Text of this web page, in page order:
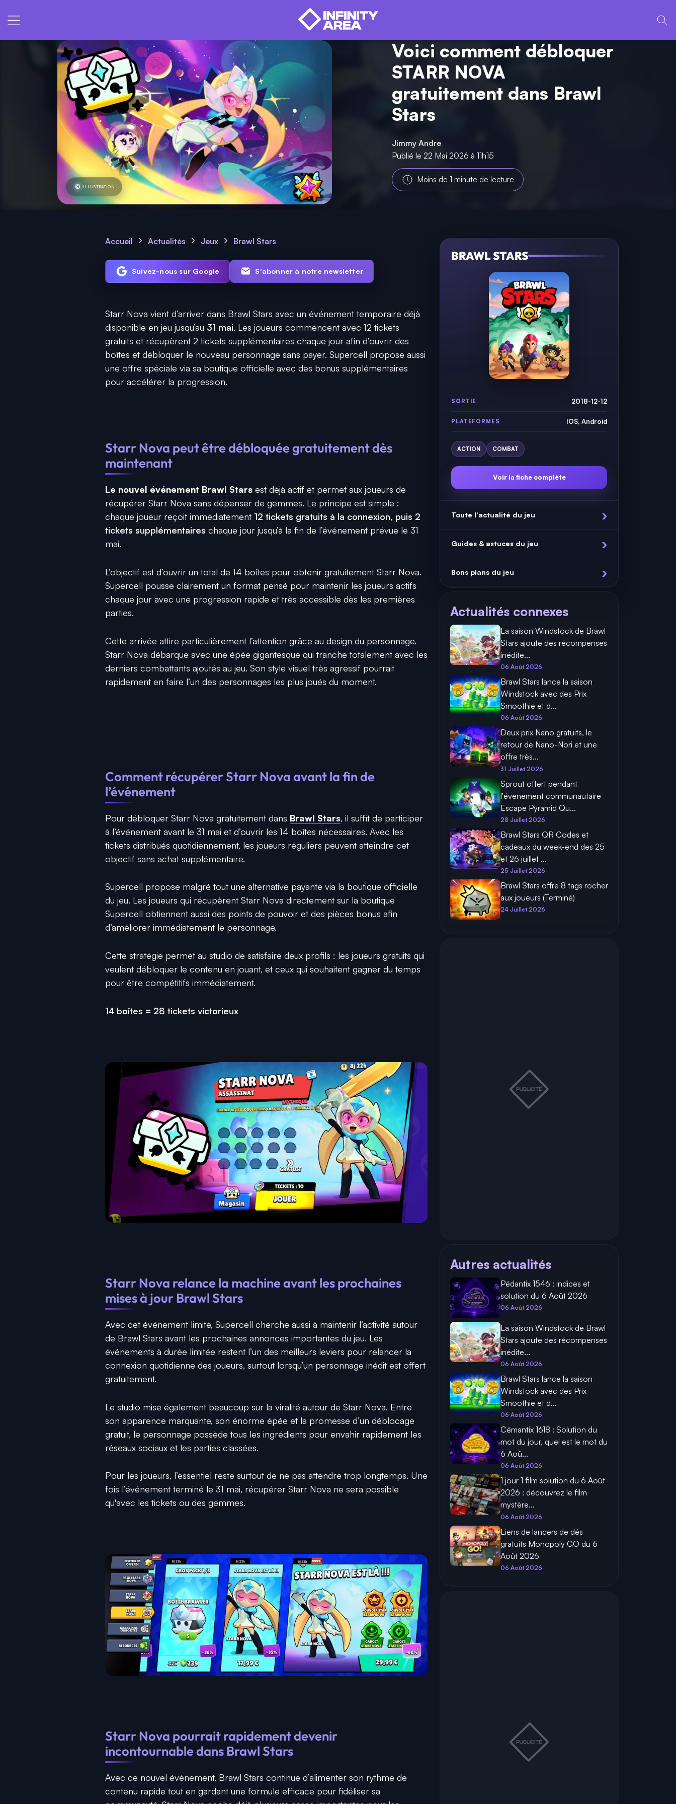
ILLUSTRATION
Voici comment débloquer
STARR NOVA
gratuitement dans Brawl
Stars
Jimmy Andre
Publié le 22 Mai 2026 à 11h15
Moins de 1 minute de lecture
Accueil Actualités Jeux Brawl Stars
Suivez-nous sur Google S'abonner à notre newsletter
Starr Nova vient d’arriver dans Brawl Stars avec un événement temporaire déjà
disponible en jeu jusqu’au 31 mai. Les joueurs commencent avec 12 tickets
gratuits et récupèrent 2 tickets supplémentaires chaque jour afin d’ouvrir des
boîtes et débloquer le nouveau personnage sans payer. Supercell propose aussi
une offre spéciale via sa boutique officielle avec des bonus supplémentaires
pour accélérer la progression.
Starr Nova peut être débloquée gratuitement dès
maintenant
Le nouvel événement Brawl Stars est déjà actif et permet aux joueurs de
récupérer Starr Nova sans dépenser de gemmes. Le principe est simple :
chaque joueur reçoit immédiatement 12 tickets gratuits à la connexion, puis 2
tickets supplémentaires chaque jour jusqu’à la fin de l’événement prévue le 31
mai.
L’objectif est d’ouvrir un total de 14 boîtes pour obtenir gratuitement Starr Nova.
Supercell pousse clairement un format pensé pour maintenir les joueurs actifs
chaque jour avec une progression rapide et très accessible dès les premières
parties.
Cette arrivée attire particulièrement l’attention grâce au design du personnage.
Starr Nova débarque avec une épée gigantesque qui tranche totalement avec les
derniers combattants ajoutés au jeu. Son style visuel très agressif pourrait
rapidement en faire l’un des personnages les plus joués du moment.
Comment récupérer Starr Nova avant la fin de
l’événement
Pour débloquer Starr Nova gratuitement dans Brawl Stars, il suffit de participer
à l’événement avant le 31 mai et d’ouvrir les 14 boîtes nécessaires. Avec les
tickets distribués quotidiennement, les joueurs réguliers peuvent atteindre cet
objectif sans achat supplémentaire.
Supercell propose malgré tout une alternative payante via la boutique officielle
du jeu. Les joueurs qui récupèrent Starr Nova directement sur la boutique
Supercell obtiennent aussi des points de pouvoir et des pièces bonus afin
d’améliorer immédiatement le personnage.
Cette stratégie permet au studio de satisfaire deux profils : les joueurs gratuits qui
veulent débloquer le contenu en jouant, et ceux qui souhaitent gagner du temps
pour être compétitifs immédiatement.
14 boîtes = 28 tickets victorieux
Starr Nova relance la machine avant les prochaines
mises à jour Brawl Stars
Avec cet événement limité, Supercell cherche aussi à maintenir l’activité autour
de Brawl Stars avant les prochaines annonces importantes du jeu. Les
événements à durée limitée restent l’un des meilleurs leviers pour relancer la
connexion quotidienne des joueurs, surtout lorsqu’un personnage inédit est offert
gratuitement.
Le studio mise également beaucoup sur la viralité autour de Starr Nova. Entre
son apparence marquante, son énorme épée et la promesse d’un déblocage
gratuit, le personnage possède tous les ingrédients pour envahir rapidement les
réseaux sociaux et les parties classées.
Pour les joueurs, l’essentiel reste surtout de ne pas attendre trop longtemps. Une
fois l’événement terminé le 31 mai, récupérer Starr Nova ne sera possible
qu'avec les tickets ou des gemmes.
Starr Nova pourrait rapidement devenir
incontournable dans Brawl Stars
Avec ce nouvel événement, Brawl Stars continue d’alimenter son rythme de
contenu rapide tout en gardant une formule efficace pour fidéliser sa
BRAWL STARS
SORTIE 2018-12-12
PLATEFORMES IOS, Android
ACTION COMBAT
Voir la fiche complète
Toute l'actualité du jeu
Guides & astuces du jeu
Bons plans du jeu
Actualités connexes
La saison Windstock de Brawl
Stars ajoute des récompenses
inédite...
06 Août 2026
Brawl Stars lance la saison
Windstock avec des Prix
Smoothie et d...
06 Août 2026
Deux prix Nano gratuits, le
retour de Nano-Nori et une
offre très...
31 Juillet 2026
Sprout offert pendant
l'évenement communautaire
Escape Pyramid Qu...
28 Juillet 2026
Brawl Stars QR Codes et
cadeaux du week-end des 25
et 26 juillet ...
25 Juillet 2026
Brawl Stars offre 8 tags rocher
aux joueurs (Terminé)
24 Juillet 2026
Autres actualités
Pédantix 1546 : indices et
solution du 6 Août 2026
06 Août 2026
La saison Windstock de Brawl
Stars ajoute des récompenses
inédite...
06 Août 2026
Brawl Stars lance la saison
Windstock avec des Prix
Smoothie et d...
06 Août 2026
Cémantix 1618 : Solution du
mot du jour, quel est le mot du
6 Aoû...
06 Août 2026
1 jour 1 film solution du 6 Août
2026 : découvrez le film
mystère...
06 Août 2026
Liens de lancers de dés
gratuits Monopoly GO du 6
Août 2026
06 Août 2026